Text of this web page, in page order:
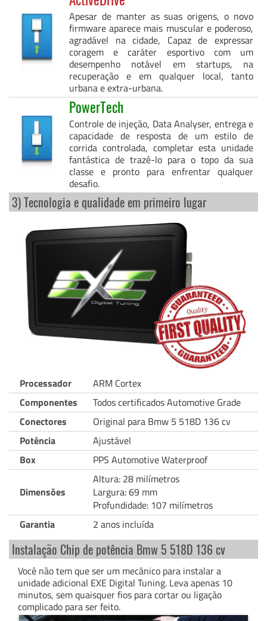
Apesar de manter as suas origens, o novo
firmware aparece mais muscular e poderoso,
agradável na cidade, Capaz de expressar
coragem e caráter esportivo com um
desempenho notável em startups, na
recuperação e em qualquer local, tanto
urbana e extra-urbana.
PowerTech
Controle de injeção, Data Analyser, entrega e
capacidade de resposta de um estilo de
corrida controlada, completar esta unidade
fantástica de trazê-lo para o topo da sua
classe e pronto para enfrentar qualquer
desafio.
3) Tecnologia e qualidade em primeiro lugar
Processador
ARM Cortex
Componentes
Todos certificados Automotive Grade
Conectores
Original para Bmw 5 518D 136 cv
Potência
Ajustável
Box
PPS Automotive Waterproof
Dimensões
Altura: 28 milímetros
Largura: 69 mm
Profundidade: 107 milímetros
Garantia
2 anos incluída
Instalação Chip de potência Bmw 5 518D 136 cv
Você não tem que ser um mecânico para instalar a
unidade adicional EXE Digital Tuning. Leva apenas 10
minutos, sem quaisquer fios para cortar ou ligação
complicado para ser feito.